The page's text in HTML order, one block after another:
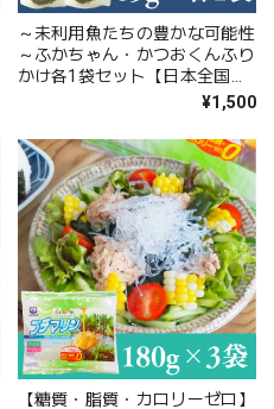
～未利用魚たちの豊かな可能性
～ふかちゃん・かつおくんふり
かけ各1袋セット【日本全国送
料無料】【ポスト投函】【大分
発】【SDGs】
¥1,500
【糖質・脂質・カロリーゼロ】